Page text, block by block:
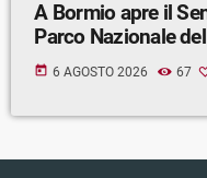
A Bormio apre il Sentiero della Purezza con il
Parco Nazionale
today 6 AGOSTO 2026 67